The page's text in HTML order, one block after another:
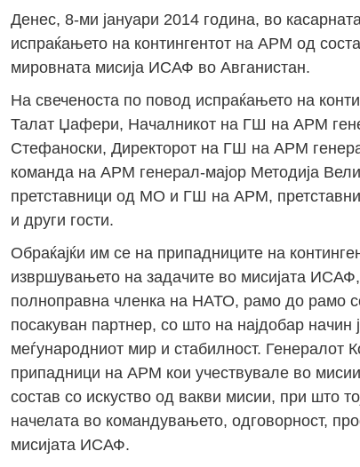
Денес, 8-ми јануари 2014 година, во
испраќањето на контингентот на АРМ од
мировната мисија ИСАФ во Авганистан.
На свеченоста по повод испраќањето на
Талат Џафери, Началникот на ГШ на АРМ
Стефаноски, Директорот на ГШ на АРМ
команда на АРМ генерал-мајор Методија
претставници од МО и ГШ на АРМ,
и други гости.
Обраќајќи им се на припадниците на
извршувањето на задачите во мисијата
полноправна членка на НАТО, рамо до рамо
посакуван партнер, со што на најдобар
меѓународниот мир и стабилност. Генералот
припадници на АРМ кои учествувале во
состав со искуство од вакви мисии, при што
начелата во командувањето, одговорност,
мисијата ИСАФ.